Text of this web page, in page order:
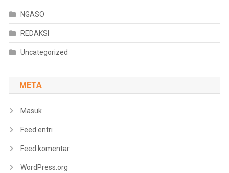
NGASO
REDAKSI
Uncategorized
META
Masuk
Feed entri
Feed komentar
WordPress.org